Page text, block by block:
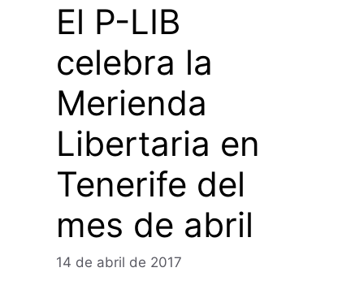
El P-LIB
celebra la
Merienda
Libertaria en
Tenerife del
mes de abril
14 de abril de 2017